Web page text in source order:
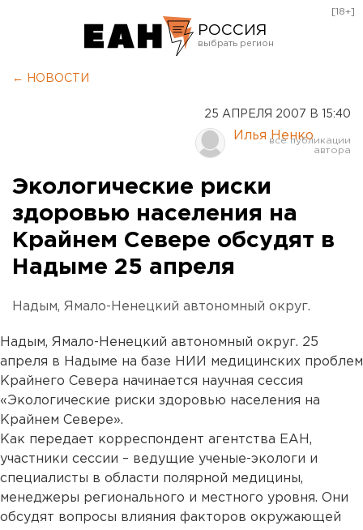
РОССИЯ
Курган
Оренбург
[18+]
← НОВОСТИ
25 АПРЕЛЯ 2007 В 15:40
Илья Ненко
Экологические риски
здоровью населения на
Крайнем Севере обсудят в
Надыме 25 апреля
Надым, Ямало-Ненецкий автономный округ.
Надым, Ямало-Ненецкий автономный округ. 25
апреля в Надыме на базе НИИ медицинских проблем
Крайнего Севера начинается научная сессия
«Экологические риски здоровью населения на
Крайнем Севере».
Как передает корреспондент агентства ЕАН,
участники сессии – ведущие ученые-экологи и
специалисты в области полярной медицины,
менеджеры регионального и местного уровня. Они
обсудят вопросы влияния факторов окружающей